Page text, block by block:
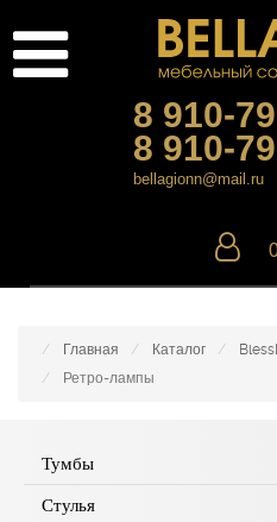
8 910-
8 910-
bellagionn@mail.ru
Главная Каталог
Ретро-лампы
Тумбы
Стулья